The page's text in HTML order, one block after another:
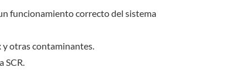
funcionamiento correcto del sistema
y otras contaminantes.
SCR.